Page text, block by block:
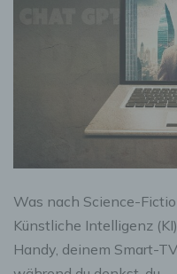
Was nach Science-
Künstliche Intelligenz
Handy, deinem Smart-